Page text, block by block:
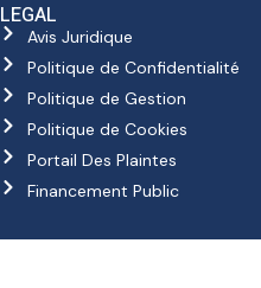
LEGAL
Avis Juridique
Politique de Confidentialité
Politique de Gestion
Politique de Cookies
Portail Des Plaintes
Financement Public